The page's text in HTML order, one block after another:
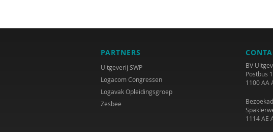
PARTNERS
Uitgeverij SWP
Logacom Congressen
Logavak Opleidingsgroep
Zesbee
BV
Postbus
1100 AA
1114 AE